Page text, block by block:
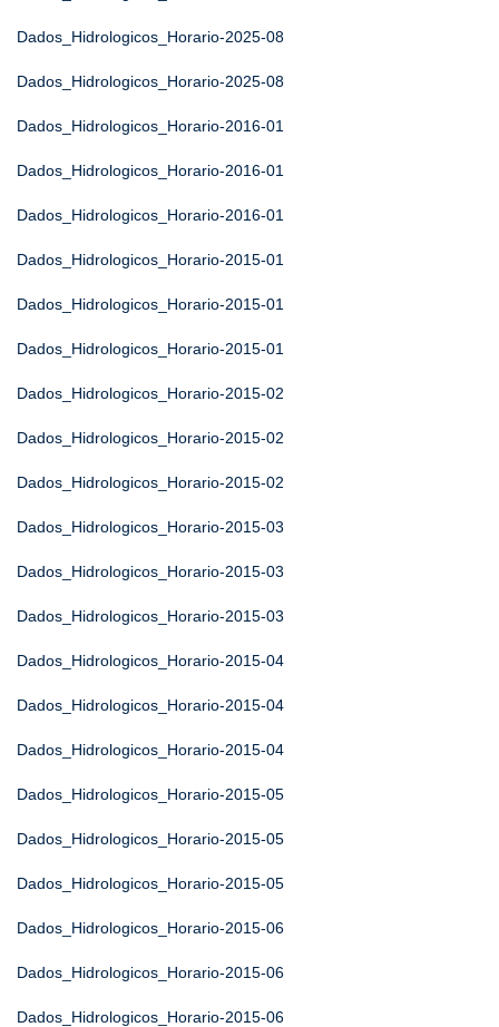
Dados_Hidrologicos_Horario-2025-08
Dados_Hidrologicos_Horario-2025-08
Dados_Hidrologicos_Horario-2016-01
Dados_Hidrologicos_Horario-2016-01
Dados_Hidrologicos_Horario-2016-01
Dados_Hidrologicos_Horario-2015-01
Dados_Hidrologicos_Horario-2015-01
Dados_Hidrologicos_Horario-2015-01
Dados_Hidrologicos_Horario-2015-02
Dados_Hidrologicos_Horario-2015-02
Dados_Hidrologicos_Horario-2015-02
Dados_Hidrologicos_Horario-2015-03
Dados_Hidrologicos_Horario-2015-03
Dados_Hidrologicos_Horario-2015-03
Dados_Hidrologicos_Horario-2015-04
Dados_Hidrologicos_Horario-2015-04
Dados_Hidrologicos_Horario-2015-04
Dados_Hidrologicos_Horario-2015-05
Dados_Hidrologicos_Horario-2015-05
Dados_Hidrologicos_Horario-2015-05
Dados_Hidrologicos_Horario-2015-06
Dados_Hidrologicos_Horario-2015-06
Dados_Hidrologicos_Horario-2015-06